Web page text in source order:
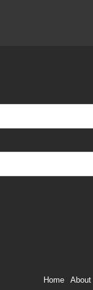
Home
About